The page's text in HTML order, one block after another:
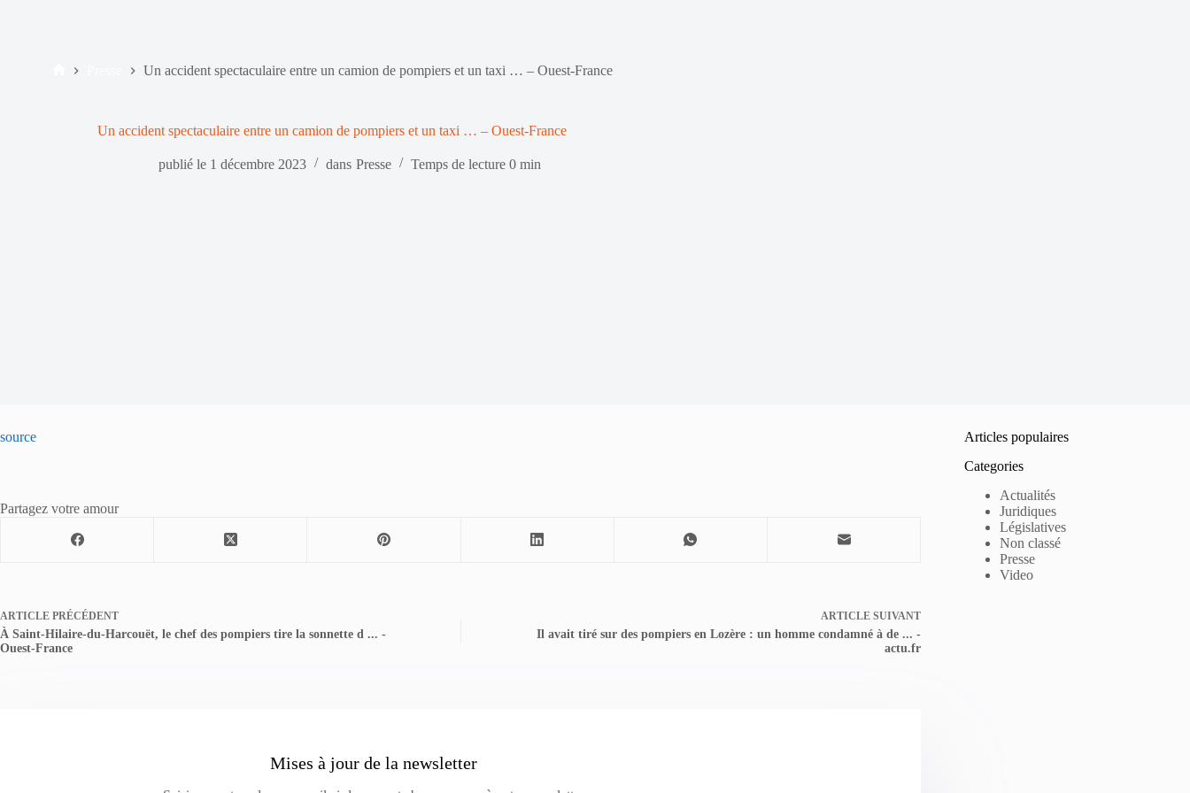
Un accident spectaculaire entre un camion de pompiers et un taxi … – Ouest-France
Un accident spectaculaire entre un camion de pompiers et un taxi … – Ouest-France
publié le 1 décembre 2023 dans Presse Temps de lecture 0 min
source
Partagez votre amour
ARTICLE PRÉCÉDENT
À Saint-Hilaire-du-Harcouët, le chef des pompiers tire la sonnette d ... -
Ouest-France
ARTICLE SUIVANT
Il avait tiré sur des pompiers en Lozère : un homme condamné à de ... -
actu.fr
Mises à jour de la newsletter
Articles populaires
Categories
Actualités
Juridiques
Législatives
Non classé
Presse
Video